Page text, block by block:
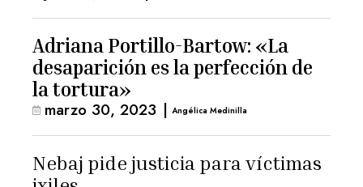
Giammattei
Adriana Portillo-Bartow: «La
desaparición es la perfección de
la tortura»
marzo 30, 2023 | Angélica Medinilla
Nebaj pide justicia para víctimas